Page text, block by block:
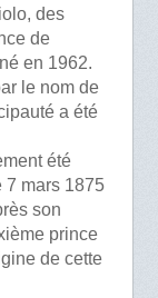
des
de
en 1962.
le nom de
a été
été
7 mars 1875
son
prince
de cette